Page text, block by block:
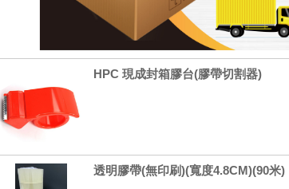
HPC 現成封箱膠台(膠帶切割器)
透明膠帶(無印刷)(寬度4.8CM)(90米)